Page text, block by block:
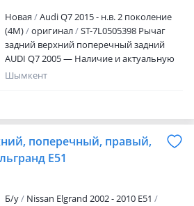
телефонам.
Новая
Audi Q7 2015 - н.в. 2 поколение
(4M)
оригинал
ST-7L0505398 Рычаг
задний верхний поперечный задний
AUDI Q7 2005 — Наличие и актуальную
цену уточняйте у менеджера
Шымкент
поперечный, правый,
Е51
Б/y Nissan Elgrand 2002 - 2010 E51